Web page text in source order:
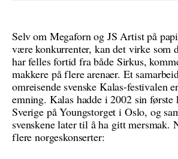
Selv om Megaforn og JS Artist på
være konkurrenter, kan det virke som
har felles fortid fra både Sirkus,
makkere på flere arenaer. Et
omreisende svenske Kalas-festivalen
emning. Kalas hadde i 2002 sin første
Sverige på Youngstorget i Oslo, og
svenskene later til å ha gitt mersmak.
flere norgeskonserter: